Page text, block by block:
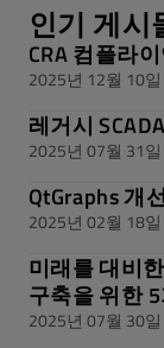
인기 게시
CRA 컴플라
2025년 12월 10일
레거시
2025년 07월 31일
QtGraphs 개
2025년 02월 18일
미래를 대비
구축을 위한
2025년 07월 30일